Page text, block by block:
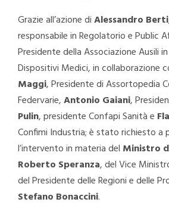
Grazie all’azione diAlessandro Berti
responsabile in Regolatorio e Public
Presidente della Associazione Ausili
Dispositivi Medici, in collaborazione
Maggi, Presidente di Assortopedia
Federvarie,Antonio Gaiani,
Pulin, presidente Confapi Sanità e
Confimi Industria; è stato richiesto a
l’intervento in materia del Ministro
Roberto Speranza, del Vice
del Presidente delle Regioni e delle
Stefano Bonaccini.